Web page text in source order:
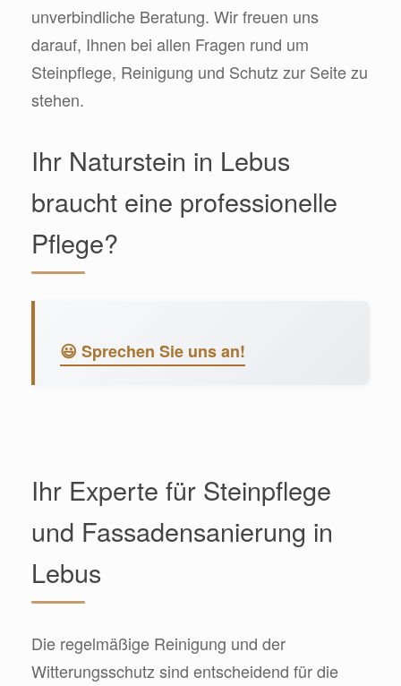
unverbindliche Beratung. Wir freuen uns
darauf, Ihnen bei allen Fragen rund um
Steinpflege, Reinigung und Schutz zur Seite zu
stehen.
Ihr Naturstein in Lebus
braucht eine professionelle
Pflege?
😃 Sprechen Sie uns an!
Ihr Experte für Steinpflege
und Fassadensanierung in
Lebus
Die regelmäßige Reinigung und der
Witterungsschutz sind entscheidend für die